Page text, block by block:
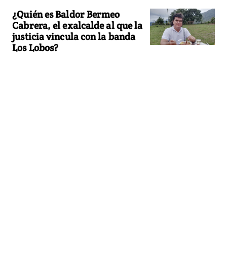
¿Quién es Baldor Bermeo
Cabrera, el exalcalde al que la
justicia vincula con la banda
Los Lobos?